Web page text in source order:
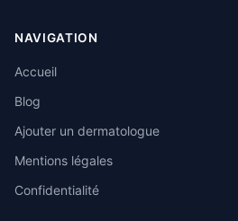
NAVIGATION
Accueil
Blog
Ajouter un dermatologue
Mentions légales
Confidentialité